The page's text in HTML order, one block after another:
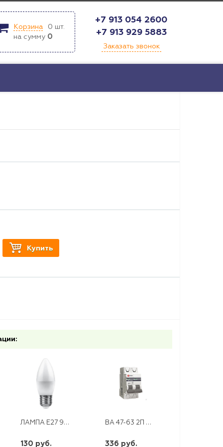
Корзина 0 шт.
на сумму 0
+7 913 054 2600
+7 913 929 5883
Заказать звонок
Купить
ЛАМПА E27 9W 230V LED 4000K СВЕЧА LB-570
130 руб.
ВА 47-63 2П 20 А "С" PROXIMA EKF
336 руб.